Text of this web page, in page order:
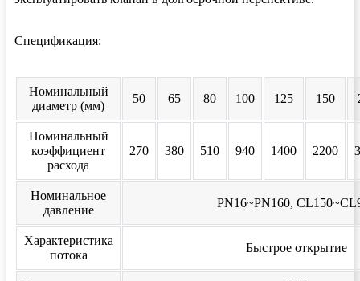
Спецификация:
Номинальный
диаметр (мм)
50 65 80 100 125 150
Номинальный
коэффициент
расхода
270 380 510 940 1400 2200
Номинальное
давление
PN16~PN160,
Характеристика
потока
Быстрое открытие